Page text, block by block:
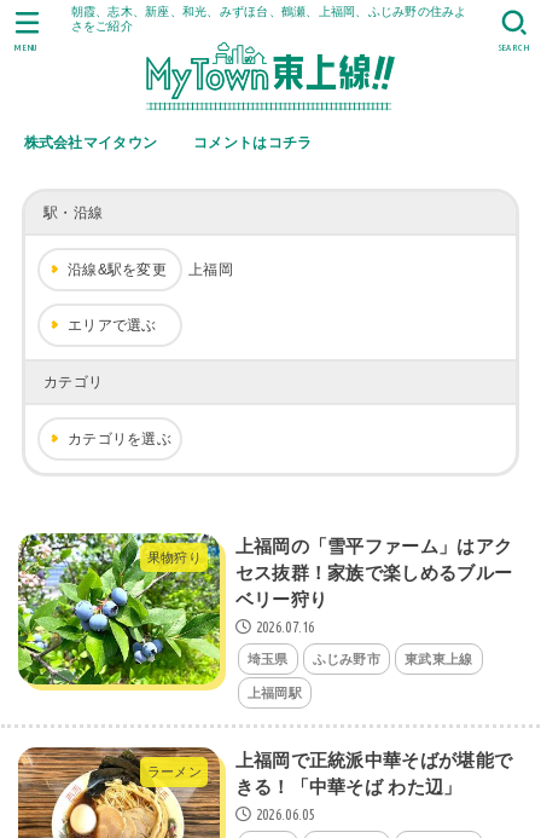
朝霞、志木、新座、和光、みずほ台、鶴瀬、上福岡、ふじみ野の住みよ
さをご紹介
株式会社マイタウン コメントはコチラ
SEARCH
MENU
駅・沿線
沿線&駅を変更 上福岡
エリアで選ぶ
カテゴリ
カテゴリを選ぶ
果物狩り
上福岡の「雪平ファーム」はアク
セス抜群！家族で楽しめるブルー
ベリー狩り
2026.07.16
埼玉県 ふじみ野市 東武東上線
上福岡駅
ラーメン
上福岡で正統派中華そばが堪能で
きる！「中華そば わた辺」
2026.06.05